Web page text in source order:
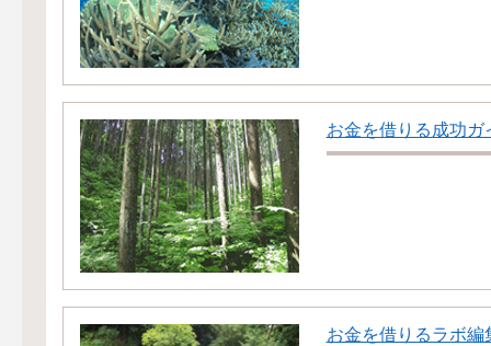
お金を借りる成功ガ
お金を借りるラボ編